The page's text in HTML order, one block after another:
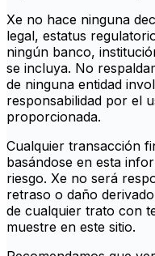
Xe no hace ninguna
legal, estatus
ningún banco,
se incluya. No
de ninguna entidad
responsabilidad por el
proporcionada.
Cualquier transacción
basándose en esta
riesgo. Xe no será
retraso o daño
de cualquier trato con
muestre en este sitio.